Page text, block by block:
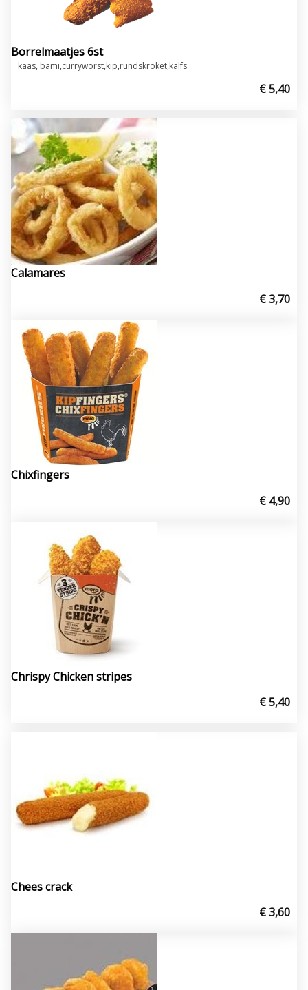
Borrelmaatjes 6st
kaas, bami,curryworst,kip,rundskroket,kalfs
€ 5,40
Calamares
€ 3,70
Chixfingers
€ 4,90
Chrispy Chicken stripes
€ 5,40
Chees crack
€ 3,60